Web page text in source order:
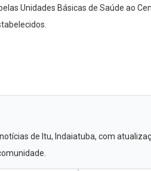
Unidades Básicas de Saúde ao
de Itu, Indaiatuba, com